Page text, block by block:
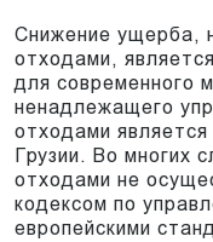
Снижение ущерба,
отходами,
для современного
ненадлежащего
отходами
Грузии. Во многих
отходами не
кодексом по
европейскими